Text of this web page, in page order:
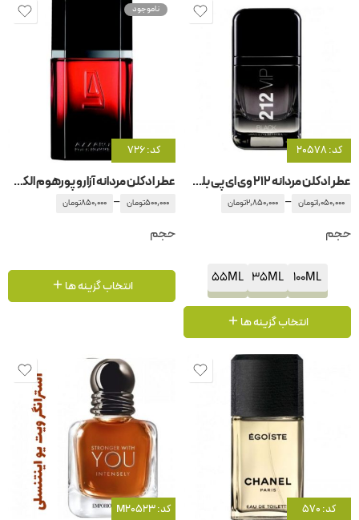
کد: 20578
عطر ادکلن مردانه 212 وی ای پی بلک کارولینا هررا
1,050,000تومان –
2,850,000تومان
حجم
100ML
35ML
55ML
انتخاب گزینه ها
ناموجود
کد: 726
عطر ادکلن مردانه آزارو پورهوم الکسیر
500,000تومان –
850,000تومان
حجم
انتخاب گزینه ها
کد: 570 کد: M20523